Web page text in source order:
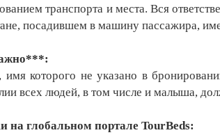
транспорта и места. Вся
посадившем в машину пассажира,
которого не указано в
всех людей, в том числе и малыша,
на глобальном портале TourBeds: